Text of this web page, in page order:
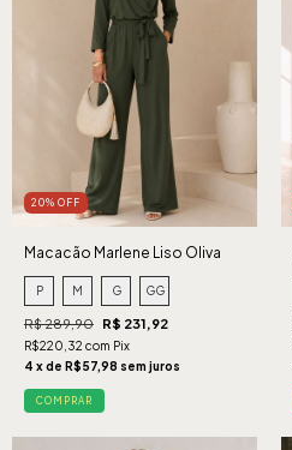
20% OFF
Macacão Marlene Liso Oliva
P M G GG
R$ 289,90 R$ 231,92
R$220,32 com Pix
4 x de R$57,98 sem juros
COMPRAR